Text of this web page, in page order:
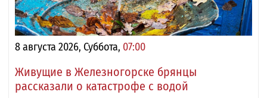
8 августа 2026, Суббота, 07:00
Живущие в Железногорске брянцы
рассказали о катастрофе с водой